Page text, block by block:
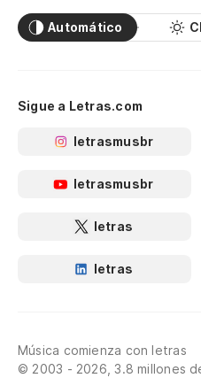
Automático
Sigue a Letras.com
letrasmusbr
letrasmusbr
letras
letras
Música comienza con letras
© 2003 - 2026, 3.8 millones